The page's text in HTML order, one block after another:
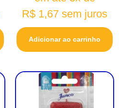
R$ 1,67 sem juros
Adicionar ao carrinho